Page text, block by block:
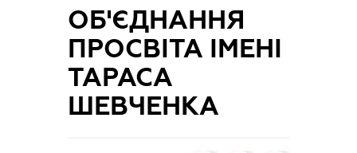
ОБ'ЄДНАННЯ
ПРОСВІТА ІМЕНІ
ТАРАСА
ШЕВЧЕНКА